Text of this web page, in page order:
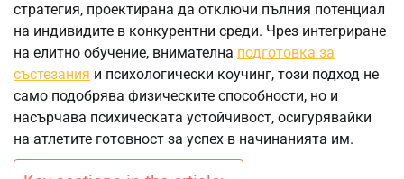
стратегия, проектирана да отключи пълния потенциал
на индивидите в конкурентни среди. Чрез интегриране
на елитно обучение, внимателна подготовка за
състезания и психологически коучинг, този подход не
само подобрява физическите способности, но и
насърчава психическата устойчивост, осигурявайки
на атлетите готовност за успех в начинанията им.